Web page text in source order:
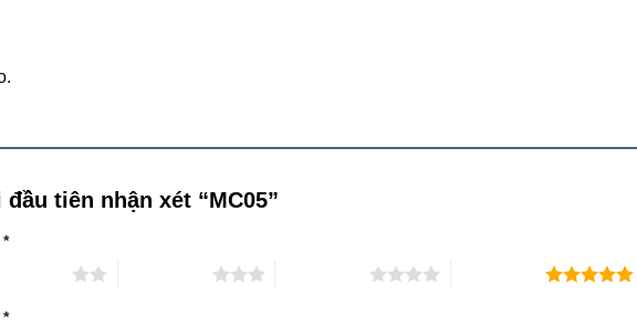
tiên nhận xét “MC05”
*
5 trên 5 sao
*